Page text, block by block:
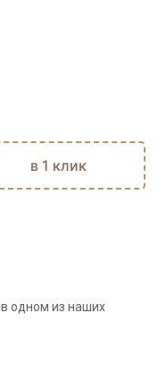
в 1 клик
одном из наших